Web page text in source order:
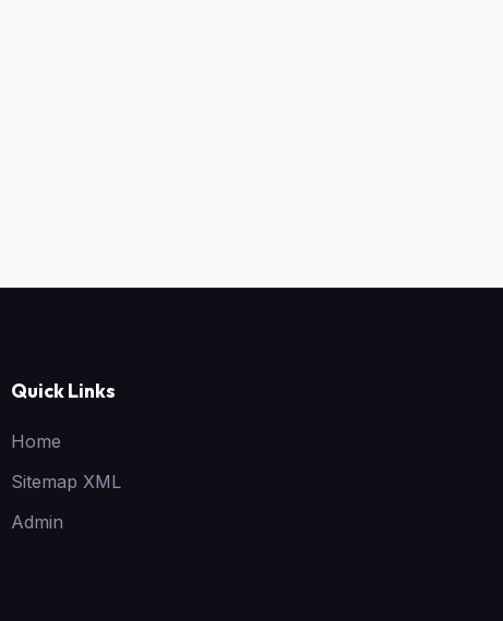
Quick Links
Home
Sitemap XML
Admin